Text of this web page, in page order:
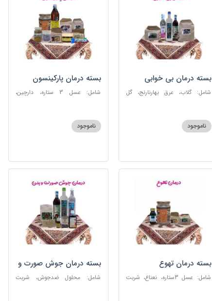
بسته درمان بی خوابی
شامل: گلاب، عرق بهارنارنج، گل
ناموجود
بسته درمان پارکینسون
شامل: عسل 3 ستاره، دارچین،
گل، حب تقویت حافظه
ناموجود
بسته درمان تهوع
شامل: عسل 3ستاره، نعناع، شربت
بسته درمان جوش صورت و
بدن
شامل: محلول ضدجوش، شربت